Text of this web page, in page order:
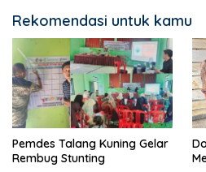
Rekomendasi untuk kamu
Pemdes Talang Kuning Gelar
Rembug Stunting